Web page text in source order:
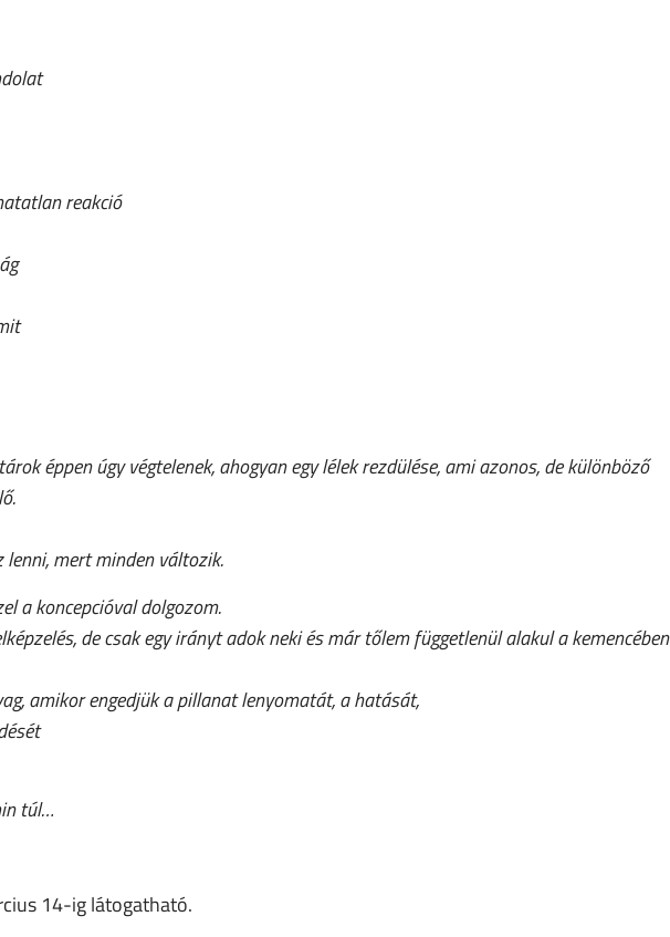
reakció
éppen úgy végtelenek, ahogyan egy lélek rezdülése, ami azonos, de különböző
mert minden változik.
a koncepcióval dolgozom.
de csak egy irányt adok neki és már tőlem függetlenül alakul a kemencében
amikor engedjük a pillanat lenyomatát, a hatását,
túl…
14-ig látogatható.